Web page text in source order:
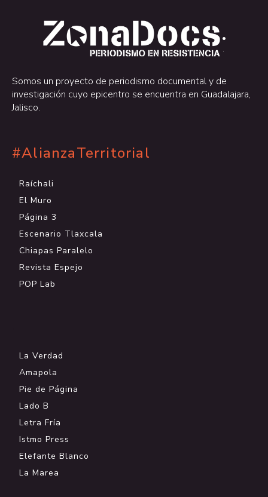
.
.
Somos un proyecto de periodismo documental y de
investigación cuyo epicentro se encuentra en Guadalajara,
Jalisco.
#AlianzaTerritorial
Raíchali
El Muro
Página 3
Escenario Tlaxcala
Chiapas Paralelo
Revista Espejo
POP Lab
La Verdad
Amapola
Pie de Página
Lado B
Letra Fría
Istmo Press
Elefante Blanco
La Marea